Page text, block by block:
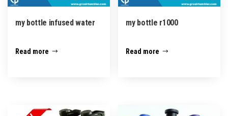
my bottle infused water
Read more
my bottle r1000
Read more